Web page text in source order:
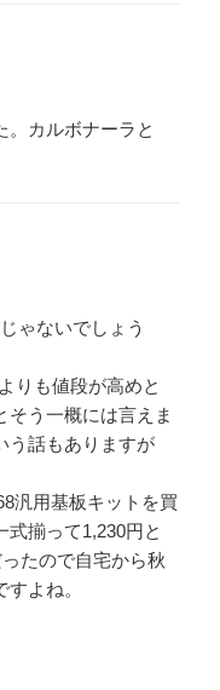
。カルボナーラと
ゃないでしょう
りも値段が高めと
そう一概には言えま
う話もありますが
汎用基板キットを買
式揃って1,230円と
たので自宅から秋
よね。